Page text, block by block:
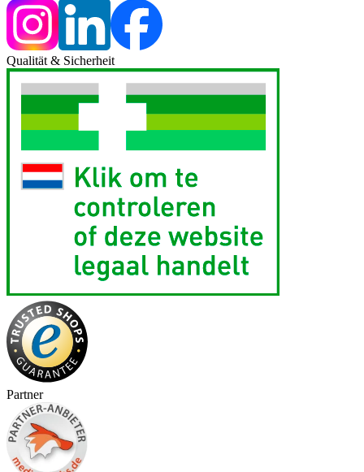
Qualität & Sicherheit
Partner